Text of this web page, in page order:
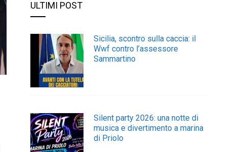
ULTIMI POST
Sicilia, scontro sulla caccia: il
Wwf contro l’assessore
Sammartino
Silent party 2026: una notte di
musica e divertimento a marina
di Priolo